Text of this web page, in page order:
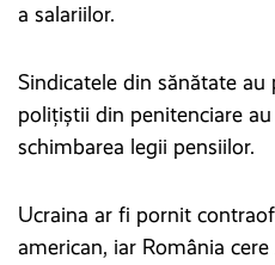
a salariilor.
Sindicatele din sănătate
polițiștii din penitenciare
schimbarea legii pensiilor.
Ucraina ar fi pornit
american, iar România